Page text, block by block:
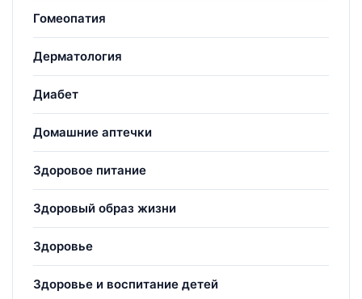
Гомеопатия
Дерматология
Диабет
Домашние аптечки
Здоровое питание
Здоровый образ жизни
Здоровье
Здоровье и воспитание детей